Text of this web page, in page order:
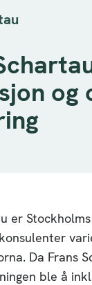
og
er
Da Frans
ble å